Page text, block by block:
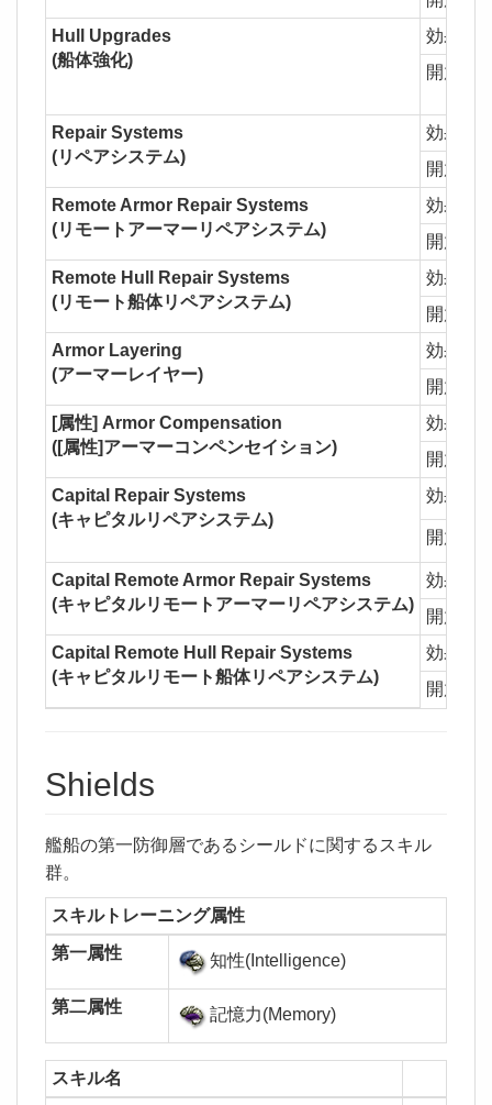
Hull Upgrades
(船体強化)
効果
開放
Repair Systems
(リペアシステム)
効果
開放
Remote Armor Repair Systems
(リモートアーマーリペアシステム)
効果
開放
Remote Hull Repair Systems
(リモート船体リペアシステム)
効果
開放
Armor Layering
(アーマーレイヤー)
効果
開放
[属性] Armor Compensation
([属性]アーマーコンペンセイション)
効果
開放
Capital Repair Systems
(キャピタルリペアシステム)
効果
開放
Capital Remote Armor Repair Systems
(キャピタルリモートアーマーリペアシステム)
効果
開放
Capital Remote Hull Repair Systems
(キャピタルリモート船体リペアシステム)
効果
開放
Shields
艦船の第一防御層であるシールドに関するスキル
群。
スキルトレーニング属性
第一属性
知性(Intelligence)
第二属性 記憶力(Memory)
スキル名